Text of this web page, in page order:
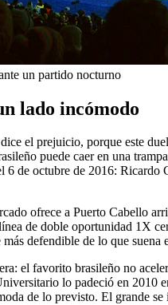
un partido nocturno
lado incómodo
el prejuicio, porque este
puede caer en una
de octubre de 2016:
ofrece a Puerto Cabello
de doble oportunidad 1X
defendible de lo que suena
el favorito brasileño no
lo padeció en 2010
de lo previsto. El grande